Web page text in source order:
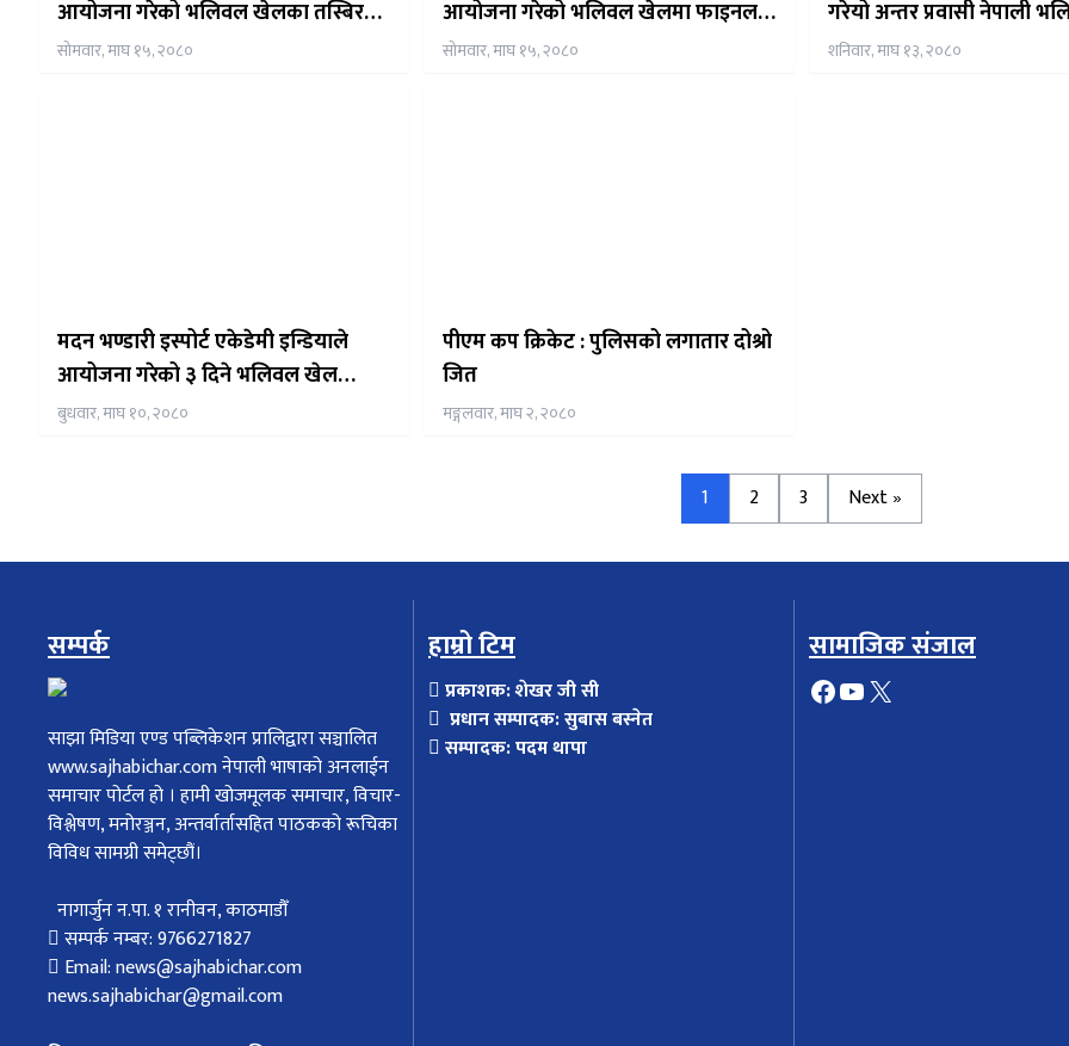
आयोजना गरेको भलिवल खेलका तस्बिर
(फोटो फिचर)
सोमवार, माघ १५, २०८०
आयोजना गरेको भलिवल खेलमा फाइनल
टिमलाइ बल्ल हस्तान्तरण गर्दै राजदुत शंकर
सोमवार, माघ १५, २०८०
गरेयो अन्तर प्रवासी नेपाली
प्रतियोगिता – २०२४
शनिवार, माघ १३, २०८०
मदन भण्डारी इस्पोर्ट एकेडेमी इन्डियाले
आयोजना गरेको ३ दिने भलिवल खेल
शुक्रवार देखि नयाँ दिल्लीमा सुरु हुदै, प्रथम
बुधवार, माघ १०, २०८०
पीएम कप क्रिकेट : पुलिसको लगातार दोश्रो
जित
मङ्गलवार, माघ २, २०८०
1 2 3 Next »
सम्पर्क
साझा मिडिया एण्ड पब्लिकेशन प्रालिद्वारा सञ्चालित
www.sajhabichar.com नेपाली भाषाको अनलाईन
समाचार पोर्टल हो । हामी खोजमूलक समाचार, विचार-
विश्लेषण, मनोरञ्जन, अन्तर्वार्तासहित पाठकको रूचिका
विविध सामग्री समेट्छौं।
नागार्जुन न.पा. १ रानीवन, काठमाडौँ
सम्पर्क नम्बर: 9766271827
Email: news@sajhabichar.com
news.sajhabichar@gmail.com
हाम्रो टिम
प्रकाशक: शेखर जी सी
प्रधान सम्पादक: सुबास बस्नेत
सम्पादक: पदम थापा
सामाजिक संजाल
Facebook
YouTube
X